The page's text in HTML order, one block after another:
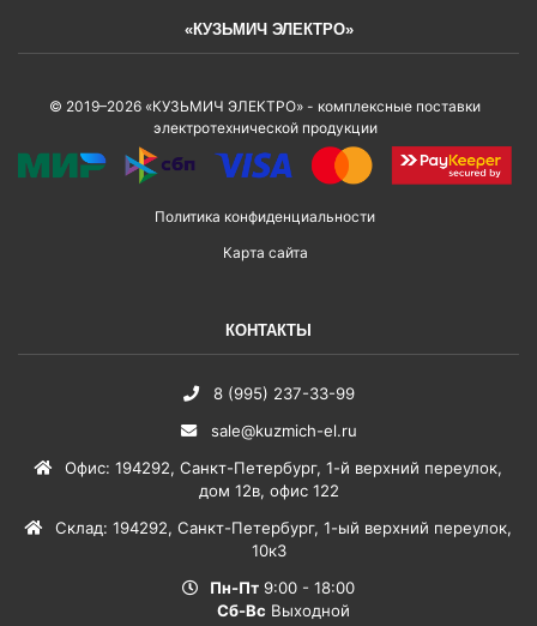
«КУЗЬМИЧ ЭЛЕКТРО»
© 2019–2026 «КУЗЬМИЧ ЭЛЕКТРО» - комплексные поставки
электротехнической продукции
Политика конфиденциальности
Карта сайта
КОНТАКТЫ
8 (995) 237-33-99
sale@kuzmich-el.ru
Офис: 194292, Санкт-Петербург, 1-й верхний переулок,
дом 12в, офис 122
Склад: 194292, Санкт-Петербург, 1-ый верхний переулок,
10к3
Пн-Пт 9:00 - 18:00
Сб-Вс Выходной